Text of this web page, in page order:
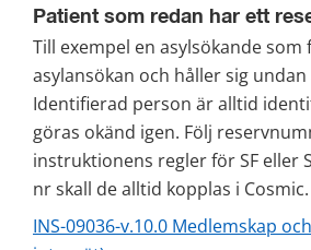
Patient som redan har ett
Till exempel en asylsökande som
asylansökan och håller sig undan
Identifierad person är alltid
göras okänd igen. Följ
instruktionens regler för SF eller
nr skall de alltid kopplas i Cosmic.
INS-09036-v.10.0 Medlemskap